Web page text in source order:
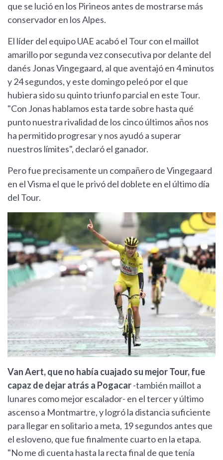
que se lució en los Pirineos antes de mostrarse más
conservador en los Alpes.
El líder del equipo UAE acabó el Tour con el maillot
amarillo por segunda vez consecutiva por delante del
danés Jonas Vingegaard, al que aventajó en 4 minutos
y 24 segundos, y este domingo peleó por el que
hubiera sido su quinto triunfo parcial en este Tour.
"Con Jonas hablamos esta tarde sobre hasta qué
punto nuestra rivalidad de los cinco últimos años nos
ha permitido progresar y nos ayudó a superar
nuestros límites", declaró el ganador.
Pero fue precisamente un compañero de Vingegaard
en el Visma el que le privó del doblete en el último día
del Tour.
Van Aert, que no había cuajado su mejor Tour, fue
capaz de dejar atrás a Pogacar-también maillot a
lunares como mejor escalador- en el tercer y último
ascenso a Montmartre, y logró la distancia suficiente
para llegar en solitario a meta, 19 segundos antes que
el esloveno, que fue finalmente cuarto en la etapa.
"No me di cuenta hasta la recta final de que tenía